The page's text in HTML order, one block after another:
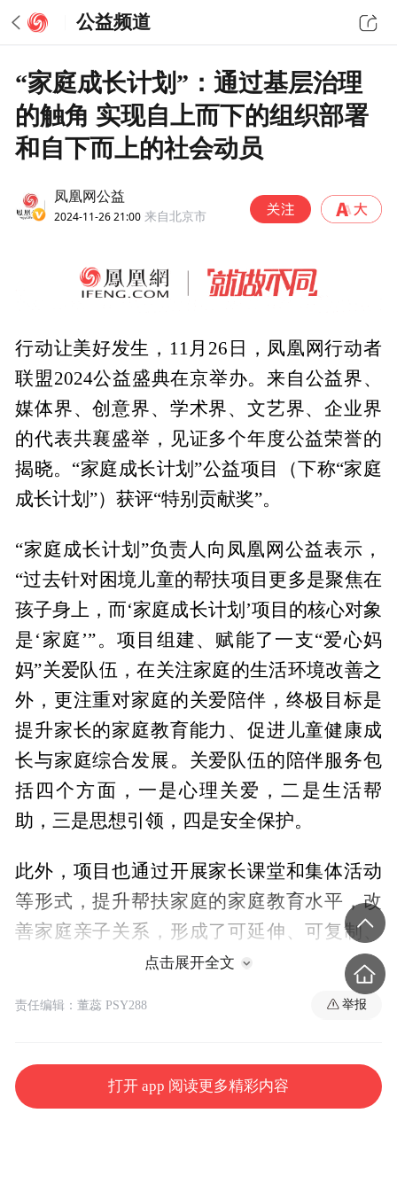
公益频道
“家庭成长计划”：通过基层治理
的触角 实现自上而下的组织部署
和自下而上的社会动员
凤凰网公益
2024-11-26 21:00 来自北京市
行动让美好发生，11月26日，凤凰网行动者
联盟2024公益盛典在京举办。来自公益界、
媒体界、创意界、学术界、文艺界、企业界
的代表共襄盛举，见证多个年度公益荣誉的
揭晓。“家庭成长计划”公益项目（下称“家庭
成长计划”）获评“特别贡献奖”。
“家庭成长计划”负责人向凤凰网公益表示，
“过去针对困境儿童的帮扶项目更多是聚焦在
孩子身上，而‘家庭成长计划’项目的核心对象
是‘家庭’”。项目组建、赋能了一支“爱心妈
妈”关爱队伍，在关注家庭的生活环境改善之
外，更注重对家庭的关爱陪伴，终极目标是
提升家长的家庭教育能力、促进儿童健康成
长与家庭综合发展。关爱队伍的陪伴服务包
括四个方面，一是心理关爱，二是生活帮
助，三是思想引领，四是安全保护。
此外，项目也通过开展家长课堂和集体活动
等形式，提升帮扶家庭的家庭教育水平，改
善家庭亲子关系，形成了可延伸、可复制、
可推广的标准化执行体系和实施模式，立足
新时代家庭工作新要求，不断满足家庭新期
力量进行协作，形成“妇联组织+家教专家+志
愿者”的家庭教育指导服务体系，通过基层治
点击展开全文
责任编辑：董蕊 PSY288 举报
打开 app 阅读更多精彩内容